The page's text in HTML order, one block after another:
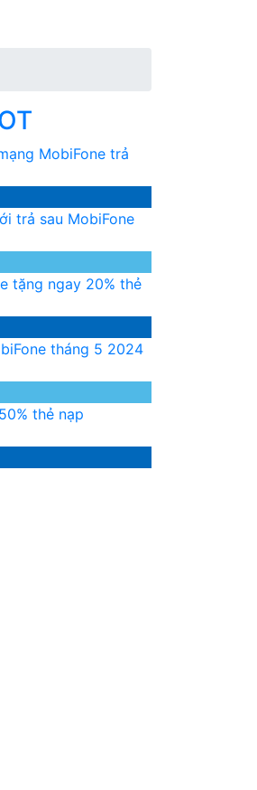
MobiFone trả
trả sau MobiFone
tặng ngay 20% thẻ
tháng 5 2024
thẻ nạp